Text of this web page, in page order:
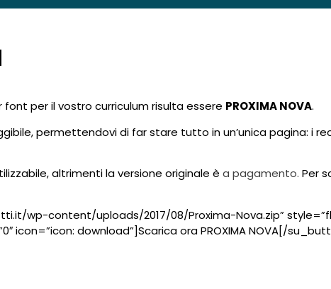
per il vostro curriculum risulta essere PROXIMA NOVA.
permettendovi di far stare tutto in un’unica pagina: i
altrimenti la versione originale è a pagamento. Per
wp-content/uploads/2017/08/Proxima-Nova.zip”
icon=”icon: download”]Scarica ora PROXIMA NOVA[/